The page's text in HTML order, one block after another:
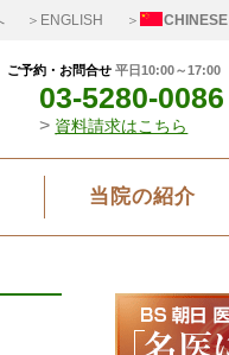
＞ENGLISH ＞ CHINESE
ご予約・お問合せ 平日10:00～17:00
03-5280-0086
> 資料請求はこちら
当院の紹介